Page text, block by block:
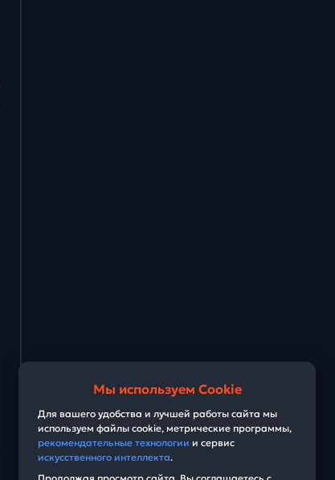
Мы используем Cookie
Для вашего удобства и лучшей работы сайта мы
используем файлы cookie, метрические программы,
рекомендательные технологии и сервис
искусственного интеллекта.